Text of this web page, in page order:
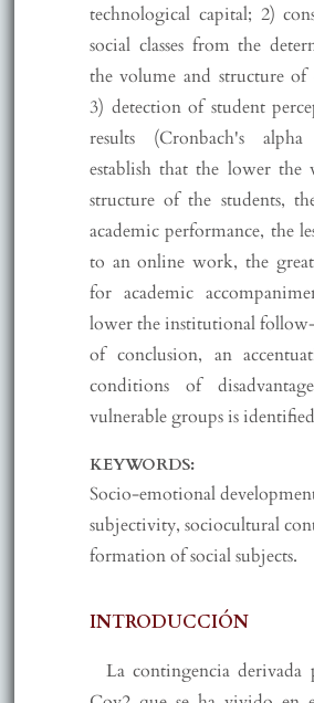
technological capital; 2)
social classes from the
the volume and structure of
3) detection of student
results (Cronbach's
establish that the lower the
structure of the students,
academic performance, the
to an online work, the
for academic
lower the institutional
of conclusion, an
conditions of
vulnerable groups is
KEYWORDS:
Socio-emotional
subjectivity, sociocultural
formation of social subjects.
INTRODUCCIÓN
La contingencia derivada